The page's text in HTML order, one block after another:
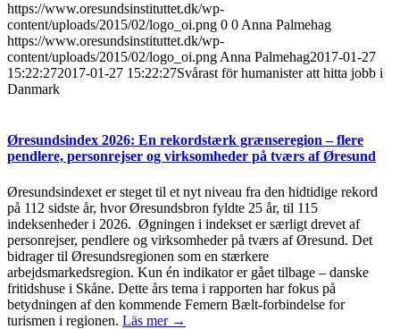
https://www.oresundsinstituttet.dk/wp-
content/uploads/2015/02/logo_oi.png 0 0 Anna Palmehag
https://www.oresundsinstituttet.dk/wp-
content/uploads/2015/02/logo_oi.png Anna Palmehag2017-01-27
15:22:272017-01-27 15:22:27Svårast för humanister att hitta jobb i
Danmark
Øresundsindex 2026: En rekordstærk grænseregion – flere
pendlere, personrejser og virksomheder på tværs af Øresund
Øresundsindexet er steget til et nyt niveau fra den hidtidige rekord
på 112 sidste år, hvor Øresundsbron fyldte 25 år, til 115
indeksenheder i 2026. Øgningen i indekset er særligt drevet af
personrejser, pendlere og virksomheder på tværs af Øresund. Det
bidrager til Øresundsregionen som en stærkere
arbejdsmarkedsregion. Kun én indikator er gået tilbage – danske
fritidshuse i Skåne. Dette års tema i rapporten har fokus på
betydningen af den kommende Femern Bælt-forbindelse for
turismen i regionen. Läs mer →